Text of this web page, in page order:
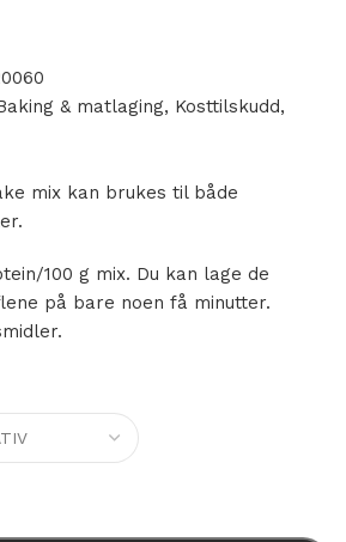
& matlaging, Kosttilskudd,
mix kan brukes til både
100 g mix. Du kan lage de
på bare noen få minutter.